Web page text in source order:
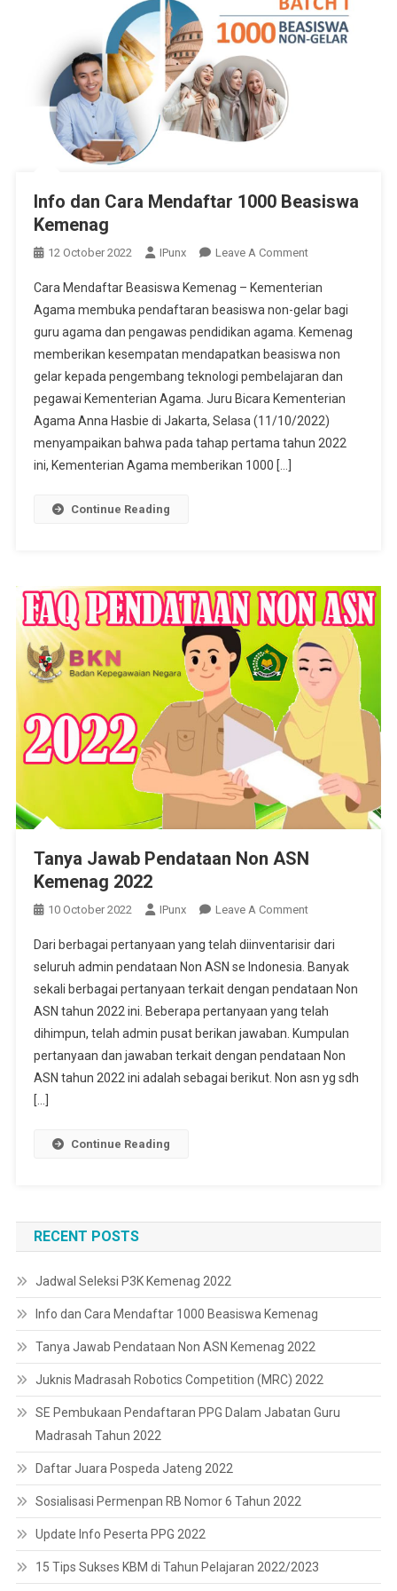
Info dan Cara Mendaftar 1000 Beasiswa
Kemenag
12 October 2022 IPunx Leave A CommentOn
Dan
Cara
Mendaftar
1000
Beasiswa
Kemenag
Cara Mendaftar Beasiswa Kemenag – Kementerian
Agama membuka pendaftaran beasiswa non-gelar bagi
guru agama dan pengawas pendidikan agama. Kemenag
memberikan kesempatan mendapatkan beasiswa non
gelar kepada pengembang teknologi pembelajaran dan
pegawai Kementerian Agama. Juru Bicara Kementerian
Agama Anna Hasbie di Jakarta, Selasa (11/10/2022)
menyampaikan bahwa pada tahap pertama tahun 2022
ini, Kementerian Agama memberikan 1000 […]
Continue Reading
Tanya Jawab Pendataan Non ASN
Kemenag 2022
10 October 2022 IPunx Leave A CommentOn
Jawab
Pendataan
Non
ASN
Kemenag
2022
Dari berbagai pertanyaan yang telah diinventarisir dari
seluruh admin pendataan Non ASN se Indonesia. Banyak
sekali berbagai pertanyaan terkait dengan pendataan Non
ASN tahun 2022 ini. Beberapa pertanyaan yang telah
dihimpun, telah admin pusat berikan jawaban. Kumpulan
pertanyaan dan jawaban terkait dengan pendataan Non
ASN tahun 2022 ini adalah sebagai berikut. Non asn yg sdh
[…]
Continue Reading
RECENT POSTS
Jadwal Seleksi P3K Kemenag 2022
Info dan Cara Mendaftar 1000 Beasiswa Kemenag
Tanya Jawab Pendataan Non ASN Kemenag 2022
Juknis Madrasah Robotics Competition (MRC) 2022
SE Pembukaan Pendaftaran PPG Dalam Jabatan Guru
Madrasah Tahun 2022
Daftar Juara Pospeda Jateng 2022
Sosialisasi Permenpan RB Nomor 6 Tahun 2022
Update Info Peserta PPG 2022
15 Tips Sukses KBM di Tahun Pelajaran 2022/2023